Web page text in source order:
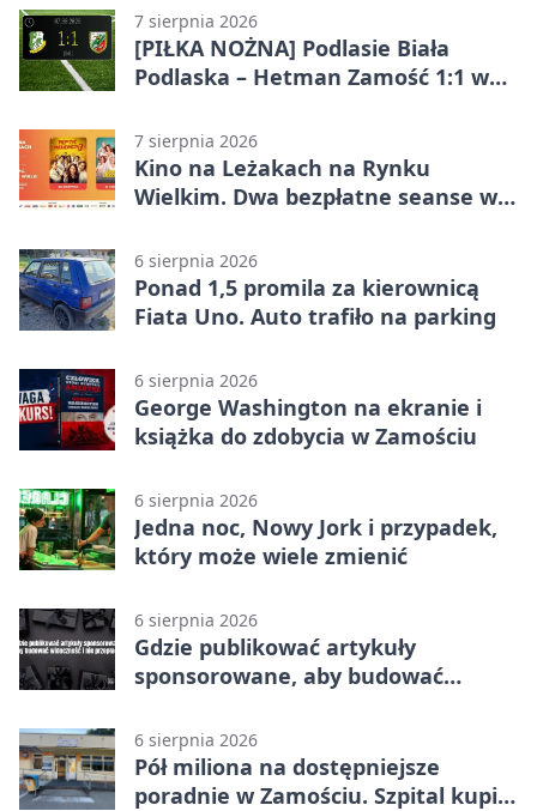
7 sierpnia 2026
[PIŁKA NOŻNA] Podlasie Biała
Podlaska – Hetman Zamość 1:1 w
podział punktów po bezbramkowej
pierwszej połowie
7 sierpnia 2026
Kino na Leżakach na Rynku
Wielkim. Dwa bezpłatne seanse w
6 sierpnia 2026
Ponad 1,5 promila za kierownicą
Fiata Uno. Auto trafiło na parking
6 sierpnia 2026
George Washington na ekranie i
książka do zdobycia w Zamościu
6 sierpnia 2026
Jedna noc, Nowy Jork i przypadek,
który może wiele zmienić
6 sierpnia 2026
Gdzie publikować artykuły
sponsorowane, aby budować
6 sierpnia 2026
Pół miliona na dostępniejsze
poradnie w Zamościu. Szpital kupi